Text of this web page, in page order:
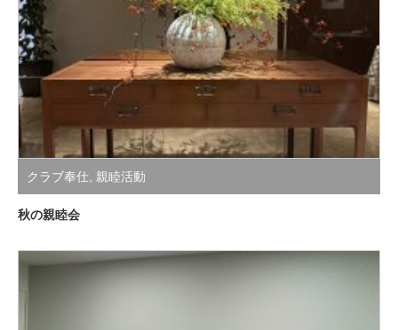
クラブ奉仕, 親睦活動
秋の親睦会